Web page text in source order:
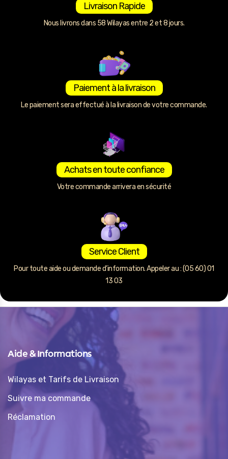
Livraison Rapide
Nous livrons dans 58 Wilayas entre 2 et 8 jours.
Paiement à la livraison
Le paiement sera effectué à la livraison de votre commande.
Achats en toute confiance
Votre commande arrivera en sécurité
Service Client
Pour toute aide ou demande d’information. Appeler au : (05 60) 01
13 03
Aide & Informations
Wilayas et Tarifs de Livraison
Suivre ma commande
Réclamation